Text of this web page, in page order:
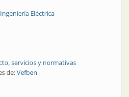
Eléctrica
servicios y normativas
de:Vefben